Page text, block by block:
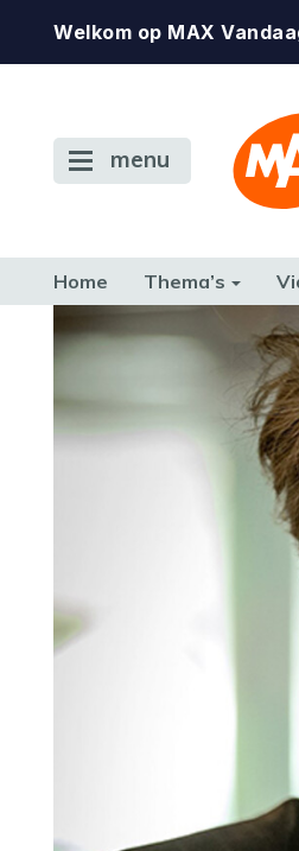
Welkom op MAX
menu
Home Thema’s
ETEN & DRINKEN